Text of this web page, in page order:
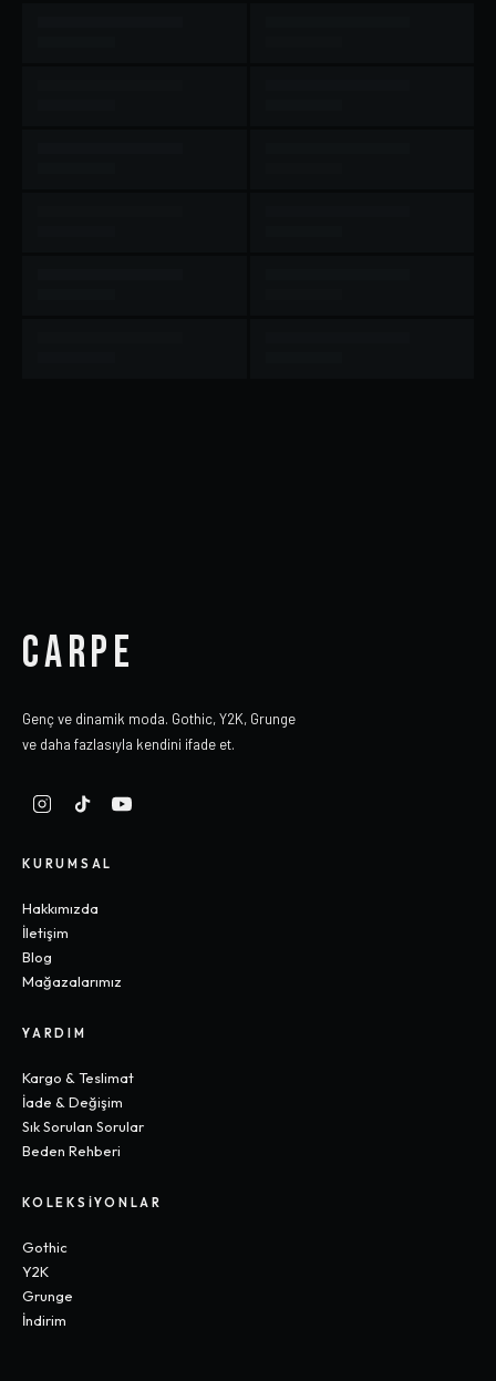
CARPE
Genç ve dinamik moda. Gothic, Y2K, Grunge
ve daha fazlasıyla kendini ifade et.
KURUMSAL
Hakkımızda
İletişim
Blog
Mağazalarımız
YARDIM
Kargo & Teslimat
İade & Değişim
Sık Sorulan Sorular
Beden Rehberi
KOLEKSIYONLAR
Gothic
Y2K
Grunge
İndirim